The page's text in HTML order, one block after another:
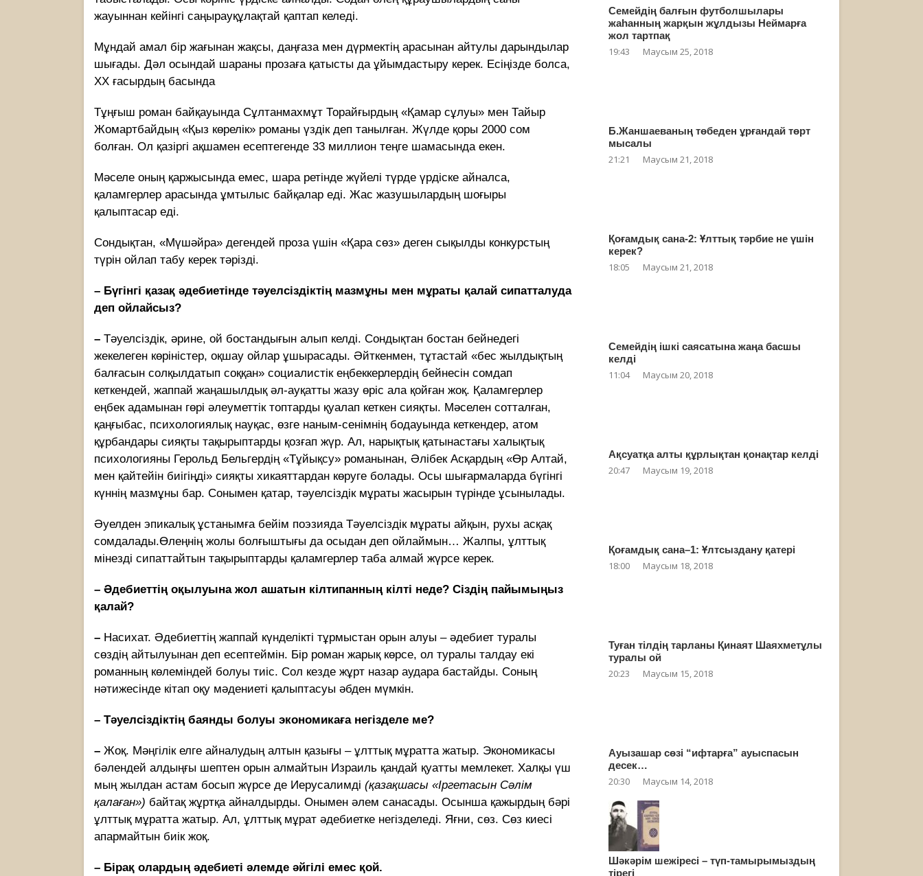
жауыннан кейінгі саңырауқұлақтай қаптап келеді.
Мұндай амал бір жағынан жақсы, даңғаза мен дүрмектің арасынан айтулы дарындылар
шығады. Дәл осындай шараны прозаға қатысты да ұйымдастыру керек. Есіңізде болса,
ХХ ғасырдың басында
Тұңғыш роман байқауында Сұлтанмахмұт Торайғырдың «Қамар сұлуы» мен Тайыр
Жомартбайдың «Қыз көрелік» романы үздік деп танылған. Жүлде қоры 2000 сом
болған. Ол қазіргі ақшамен есептегенде 33 миллион теңге шамасында екен.
Мәселе оның қаржысында емес, шара ретінде жүйелі түрде үрдіске айналса,
қаламгерлер арасында ұмтылыс байқалар еді. Жас жазушылардың шоғыры
қалыптасар еді.
Сондықтан, «Мүшәйра» дегендей проза үшін «Қара сөз» деген сықылды конкурстың
түрін ойлап табу керек тәрізді.
– Бүгінгі қазақ әдебиетінде тәуелсіздіктің мазмұны мен мұраты қалай сипатталуда
деп ойлайсыз?
– Тәуелсіздік, әрине, ой бостандығын алып келді. Сондықтан бостан бейнедегі
жекелеген көріністер, оқшау ойлар ұшырасады. Әйткенмен, тұтастай «бес жылдықтың
балғасын солқылдатып соққан» социалистік еңбеккерлердің бейнесін сомдап
кеткендей, жаппай жаңашылдық әл-ауқатты жазу өріс ала қойған жоқ. Қаламгерлер
еңбек адамынан гөрі әлеуметтік топтарды қуалап кеткен сияқты. Мәселен сотталған,
қаңғыбас, психологиялық науқас, өзге наным-сенімнің бодауында кеткендер, атом
құрбандары сияқты тақырыптарды қозғап жүр. Ал, нарықтық қатынастағы халықтық
психологияны Герольд Бельгердің «Тұйықсу» романынан, Әлібек Асқардың «Өр Алтай,
мен қайтейін биігіңді» сияқты хикаяттардан көруге болады. Осы шығармаларда бүгінгі
күннің мазмұны бар. Сонымен қатар, тәуелсіздік мұраты жасырын түрінде ұсынылады.
Әуелден эпикалық ұстанымға бейім поэзияда Тәуелсіздік мұраты айқын, рухы асқақ
сомдалады.Өлеңнің жолы болғыштығы да осыдан деп ойлаймын… Жалпы, ұлттық
мінезді сипаттайтын тақырыптарды қаламгерлер таба алмай жүрсе керек.
– Әдебиеттің оқылуына жол ашатын кілтипанның кілті неде? Сіздің пайымыңыз
қалай?
– Насихат. Әдебиеттің жаппай күнделікті тұрмыстан орын алуы – әдебиет туралы
сөздің айтылуынан деп есептеймін. Бір роман жарық көрсе, ол туралы талдау екі
романның көлеміндей болуы тиіс. Сол кезде жұрт назар аудара бастайды. Соның
нәтижесінде кітап оқу мәдениеті қалыптасуы әбден мүмкін.
– Тәуелсіздіктің баянды болуы экономикаға негізделе ме?
– Жоқ. Мәңгілік елге айналудың алтын қазығы – ұлттық мұратта жатыр. Экономикасы
бәлендей алдыңғы шептен орын алмайтын Израиль қандай қуатты мемлекет. Халқы үш
мың жылдан астам босып жүрсе де Иерусалимді (қазақшасы «Іргетасын Сәлім
қалаған») байтақ жұртқа айналдырды. Онымен әлем санасады. Осынша қажырдың бәрі
ұлттық мұратта жатыр. Ал, ұлттық мұрат әдебиетке негізделеді. Яғни, сөз. Сөз киесі
апармайтын биік жоқ.
– Бірақ олардың әдебиеті әлемде әйгілі емес қой.
Семейдің балғын футболшылары
жаһанның жарқын жұлдызы Неймарға
жол тартпақ
19:43 Маусым 25, 2018
Б.Жаншаеваның төбеден ұрғандай төрт
мысалы
21:21 Маусым 21, 2018
Қоғамдық сана-2: Ұлттық тәрбие не үшін
керек?
18:05 Маусым 21, 2018
Семейдің ішкі саясатына жаңа басшы
келді
11:04 Маусым 20, 2018
Ақсуатқа алты құрлықтан қонақтар келді
20:47 Маусым 19, 2018
Қоғамдық сана–1: Ұлтсыздану қатері
18:00 Маусым 18, 2018
Туған тілдің тарланы Қинаят Шаяхметұлы
туралы ой
20:23 Маусым 15, 2018
Ауызашар сөзі “ифтарға” ауыспасын
десек…
20:30 Маусым 14, 2018
Шәкәрім шежіресі – түп-тамырымыздың
тірегі